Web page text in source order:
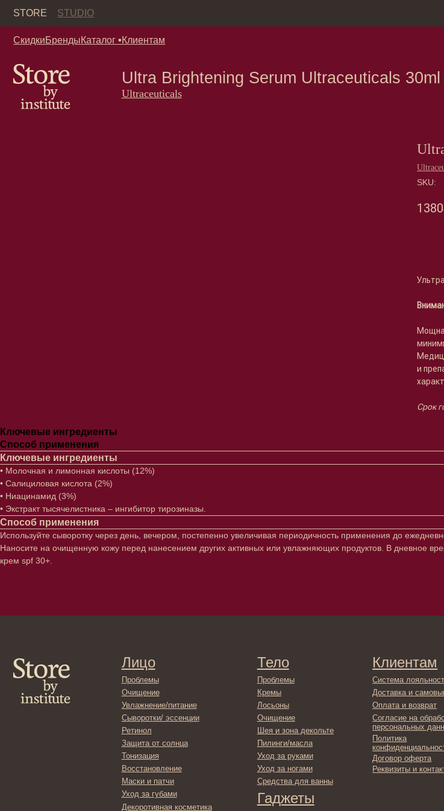
STORE STUDIO
Скидки Бренды Каталог Клиентам
Ultra Brightening Serum Ultraceuticals 30ml
Ultraceuticals
SKU:
и
Срок
Ключевые ингредиенты
Способ применения
Ключевые ингредиенты
• Молочная и лимонная кислоты (12%)
• Салициловая кислота (2%)
• Ниацинамид (3%)
• Экстракт тысячелистника – ингибитор тирозиназы.
Способ применения
Используйте сыворотку через день, вечером, постепенно увеличивая периодичность применения до
Наносите на очищенную кожу перед нанесением других активных или увлажняющих продуктов. В дневное
крем spf 30+.
Кремы
Пилинги/масла
Уход за руками
Уход за ногами
Средства для ванны
Гаджеты
Сертификаты
Наборы
Доставка и самовывоз
конфиденциальности
Договор оферта
в
Очищение
Защита от солнца
Тонизация
Восстановление
Маски и патчи
Уход за губами
Декоротивная косметика
Волосы
Проблемы
Шампуни
Кондиционеры/бальзамы
Маски/скрабы
Сыворотки/лосьоны
Спреи